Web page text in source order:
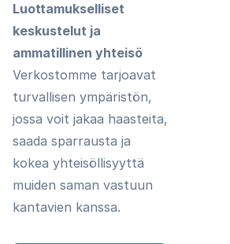
Luottamukselliset
keskustelut ja
ammatillinen yhteisö
Verkostomme tarjoavat
turvallisen ympäristön,
jossa voit jakaa haasteita,
saada sparrausta ja
kokea yhteisöllisyyttä
muiden saman vastuun
kantavien kanssa.